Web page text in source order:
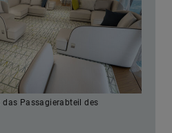
das Passagierabteil des